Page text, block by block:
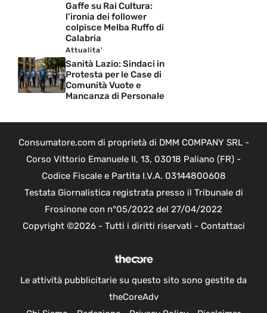
Gaffe su Rai Cultura:
l’ironia dei follower
colpisce Melba Ruffo di
Calabria
Attualita'
Sanità Lazio: Sindaci in
Protesta per le Case di
Comunità Vuote e
Mancanza di Personale
Consumatore.com di proprietà di DMM COMPANY SRL -
Corso Vittorio Emanuele II, 13, 03018 Paliano (FR) -
Codice Fiscale e Partita I.V.A. 03144800608
Testata Giornalistica registrata presso il Tribunale di
Frosinone con n°05/2022 del 27/04/2022
Copyright ©2026 - Tutti i diritti riservati - Contattaci
Le attività pubblicitarie su questo sito sono gestite da
theCoreAdv